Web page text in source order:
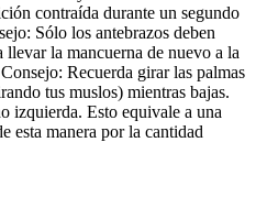
contraída durante un segundo
Sólo los antebrazos deben
la mancuerna de nuevo a la
Recuerda girar las palmas
tus muslos) mientras bajas.
izquierda. Esto equivale a una
esta manera por la cantidad